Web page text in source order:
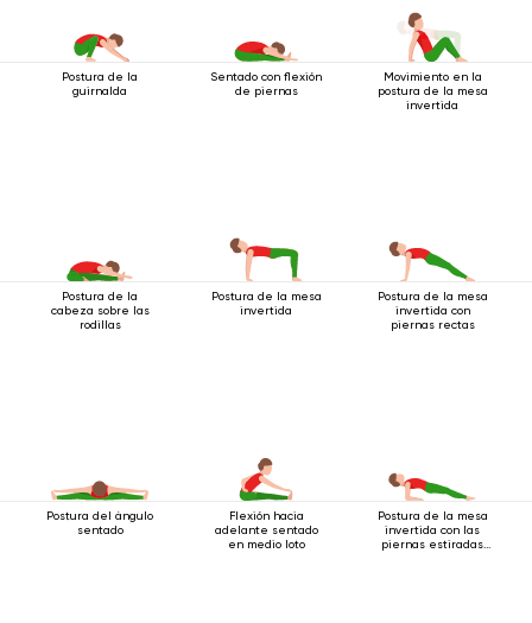
Postura de la
guirnalda
Sentado con flexión
de piernas
Movimiento en la
postura de la mesa
invertida
Postura de la
cabeza sobre las
rodillas
Postura de la mesa
invertida
Postura de la mesa
invertida con
piernas rectas
Postura del ángulo
sentado
Flexión hacia
adelante sentado
en medio loto
Postura de la mesa
invertida con las
piernas estiradas